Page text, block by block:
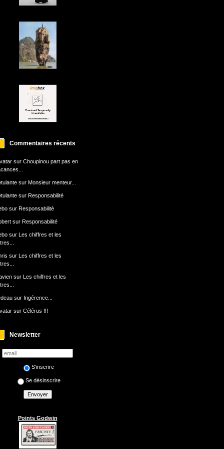
Commentaires récents
sur Choupinou part pas en
sur Monsieur menteur...
sur Responsabilité
sur Responsabilité
sur Responsabilité
sur Les chiffres et les
sur Les chiffres et les
sur Les chiffres et les
sur Ingérence...
sur Célérus !!!
Newsletter
S'inscrire
Se désinscrire
Points Godwin